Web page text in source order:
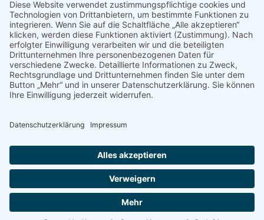
Informationsfalter
Informativ
Otternet
natur & land
Presse
ÜBER UNS
Regionalgruppen
Statuten
Partner